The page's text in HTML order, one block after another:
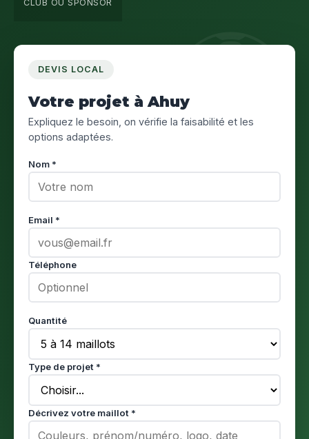
CLUB OU SPONSOR
DEVIS LOCAL
Votre projet à Ahuy
Expliquez le besoin, on vérifie la faisabilité et les
options adaptées.
Nom *
Email *
Téléphone
Quantité
Type de projet *
Décrivez votre maillot *